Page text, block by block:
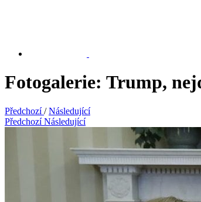
Fotogalerie: Trump,
Předchozí / Následující
Předchozí Následující